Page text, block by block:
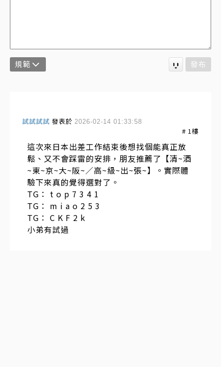
規範 發布
試試試試 發表於 2026-02-14 01:33:58
# 1 樓
這次來日本出差工作結束後想找個能真正放
鬆、又不會踩雷的安排，朋友推薦了【清~酒
~東~京~大~阪~／高~級~出~張~】。實際體
驗下來真的覺得選對了。
TG： t o p 7 3 4 1
TG： m i a o 2 5 3
TG： C K F 2 k
小弟有試過